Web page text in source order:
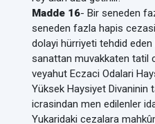
Madde 16- Bir seneden
seneden fazla hapis
dolayi hürriyeti tehdid
sanattan muvakkaten tatil
veyahut Eczaci Odalari
Yüksek Haysiyet Divaninin
icrasindan men edilenler
Yukaridaki cezalara